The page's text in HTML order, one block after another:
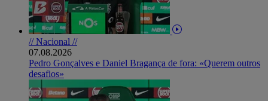
// Nacional //
07.08.2026
Pedro Gonçalves e Daniel Bragança de fora: «Querem outros
desafios»